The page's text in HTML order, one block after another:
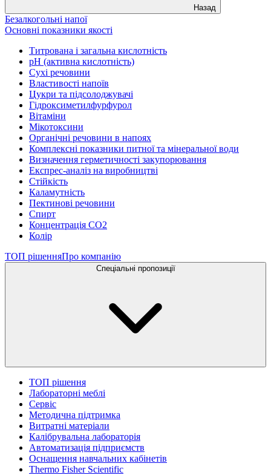
Назад
Безалкогольні напої
Основні показники якості
Титрована і загальна кислотність
рН (активна кислотність)
Сухі речовини
Властивості напоїв
Цукри та підсолоджувачі
Гідроксиметилфурфурол
Вітаміни
Мікотоксини
Органічні речовини в напоях
Комплексні показники питної та мінеральної води
Визначення герметичності закупорювання
Експрес-аналіз на виробництві
Стійкість
Каламутність
Пектинові речовини
Спирт
Концентрація СО2
Колір
ТОП рішенняПро компанію
Спеціальні пропозиції
ТОП рішення
Лабораторні меблі
Сервіс
Методична підтримка
Витратні матеріали
Калібрувальна лабораторія
Автоматизація підприємств
Оснащення навчальних кабінетів
Thermo Fisher Scientific